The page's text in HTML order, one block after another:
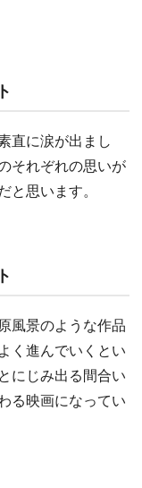
直に涙が出まし
それぞれの思いが
思います。
風景のような作品
く進んでいくとい
にじみ出る間合い
る映画になってい